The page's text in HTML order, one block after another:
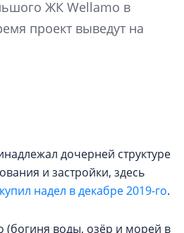
ЖК Wellamo в
проект выведут на
дочерней структуре
и застройки, здесь
купил надел в декабре 2019-го.
(богиня воды, озёр и морей в
рынка?
Разрыв цен
Какие
специальности
в сфере